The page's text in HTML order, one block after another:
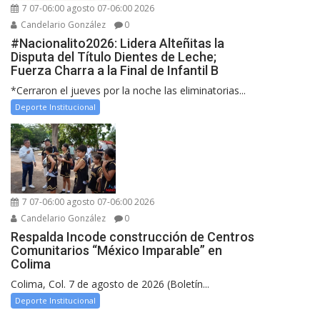
7 07-06:00 agosto 07-06:00 2026
Candelario González
0
#Nacionalito2026: Lidera Alteñitas la
Disputa del Título Dientes de Leche;
Fuerza Charra a la Final de Infantil B
*Cerraron el jueves por la noche las eliminatorias...
Deporte Institucional
7 07-06:00 agosto 07-06:00 2026
Candelario González
0
Respalda Incode construcción de Centros
Comunitarios “México Imparable” en
Colima
Colima, Col. 7 de agosto de 2026 (Boletín...
Deporte Institucional